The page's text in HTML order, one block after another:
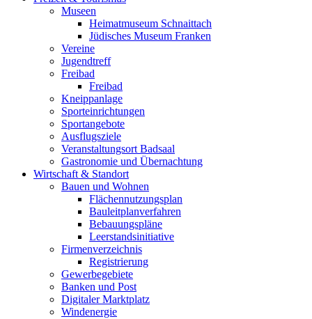
Museen
Heimatmuseum Schnaittach
Jüdisches Museum Franken
Vereine
Jugendtreff
Freibad
Freibad
Kneippanlage
Sporteinrichtungen
Sportangebote
Ausflugsziele
Veranstaltungsort Badsaal
Gastronomie und Übernachtung
Wirtschaft & Standort
Bauen und Wohnen
Flächennutzungsplan
Bauleitplanverfahren
Bebauungspläne
Leerstandsinitiative
Firmenverzeichnis
Registrierung
Gewerbegebiete
Banken und Post
Digitaler Marktplatz
Windenergie